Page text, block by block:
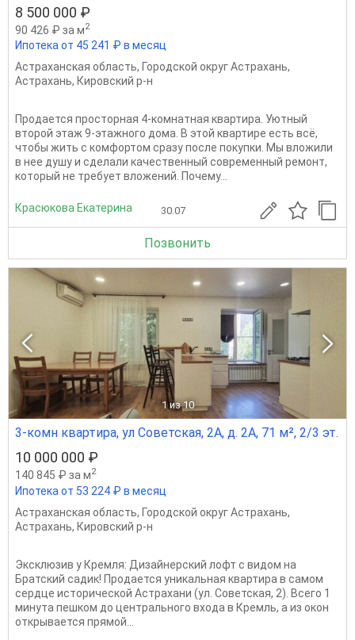
8 500 000 ₽
90 426 ₽ за м2
Ипотека от 45 241 ₽ в месяц
Астраханская область, Городской округ Астрахань,
Астрахань, Кировский р-н
Продается просторная 4-комнатная квартира. Уютный
второй этаж 9-этажного дома. В этой квартире есть всё,
чтобы жить с комфортом сразу после покупки. Мы вложили
в нее душу и сделали качественный современный ремонт,
который не требует вложений. Почему...
Красюкова Екатерина 30.07
Позвонить
1 из 10
3-комн квартира, ул Советская, 2А, д. 2А, 71 м², 2/3 эт.
10 000 000 ₽
140 845 ₽ за м2
Ипотека от 53 224 ₽ в месяц
Астраханская область, Городской округ Астрахань,
Астрахань, Кировский р-н
Эксклюзив у Кремля: Дизайнерский лофт с видом на
Братский садик! Продается уникальная квартира в самом
сердце исторической Астрахани (ул. Советская, 2). Всего 1
минута пешком до центрального входа в Кремль, а из окон
открывается прямой...